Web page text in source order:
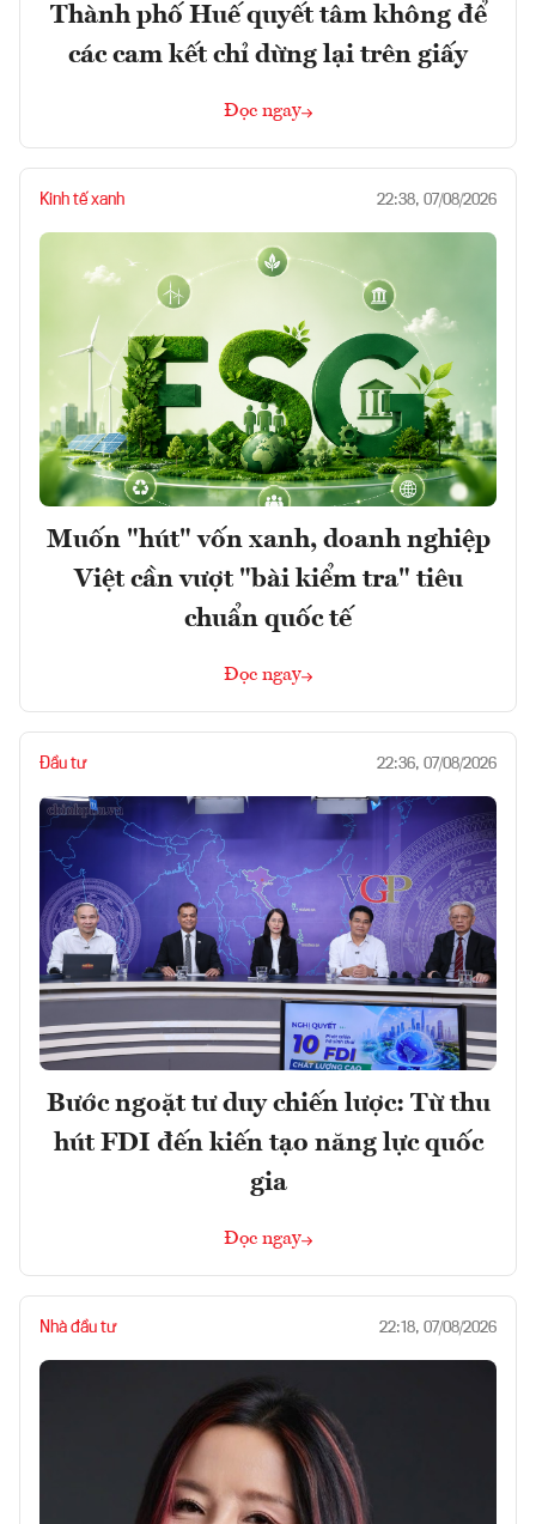
Thành phố Huế quyết tâm không để
các cam kết chỉ dừng lại trên giấy
Đọc ngay
Kinh tế xanh 22:38, 07/08/2026
Muốn "hút" vốn xanh, doanh nghiệp
Việt cần vượt "bài kiểm tra" tiêu
chuẩn quốc tế
Đọc ngay
Đầu tư 22:36, 07/08/2026
Bước ngoặt tư duy chiến lược: Từ thu
hút FDI đến kiến tạo năng lực quốc
gia
Đọc ngay
Nhà đầu tư 22:18, 07/08/2026